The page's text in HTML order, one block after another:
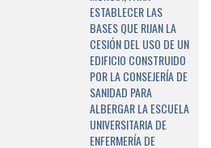
ESTABLECER LAS
BASES QUE RIJAN LA
CESIÓN DEL USO DE UN
EDIFICIO CONSTRUIDO
POR LA CONSEJERÍA DE
SANIDAD PARA
ALBERGAR LA ESCUELA
UNIVERSITARIA DE
ENFERMERÍA DE